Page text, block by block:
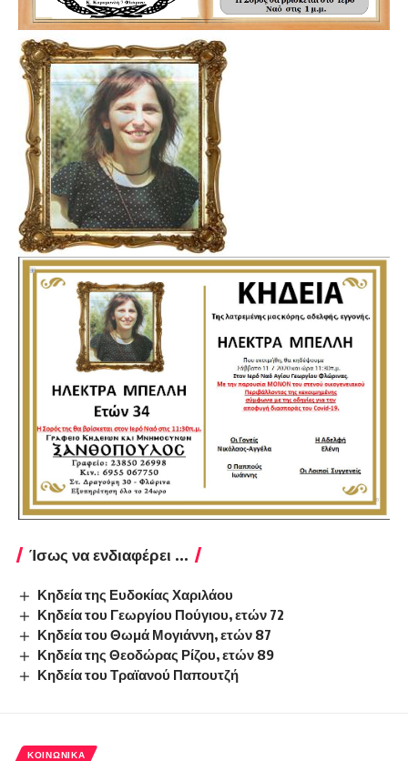
Ίσως να ενδιαφέρει ...
Κηδεία της Ευδοκίας Χαριλάου
Κηδεία του Γεωργίου Πούγιου, ετών 72
Κηδεία του Θωμά Μογιάννη, ετών 87
Κηδεία της Θεοδώρας Ρίζου, ετών 89
Κηδεία του Τραϊανού Παπουτζή
ΚΟΙΝΩΝΙΚΆ